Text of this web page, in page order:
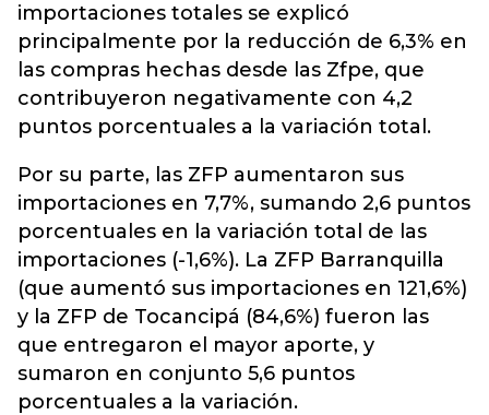
importaciones totales se explicó
principalmente por la reducción de 6,3% en
las compras hechas desde las Zfpe, que
contribuyeron negativamente con 4,2
puntos porcentuales a la variación total.
Por su parte, las ZFP aumentaron sus
importaciones en 7,7%, sumando 2,6 puntos
porcentuales en la variación total de las
importaciones (-1,6%). La ZFP Barranquilla
(que aumentó sus importaciones en 121,6%)
y la ZFP de Tocancipá (84,6%) fueron las
que entregaron el mayor aporte, y
sumaron en conjunto 5,6 puntos
porcentuales a la variación.